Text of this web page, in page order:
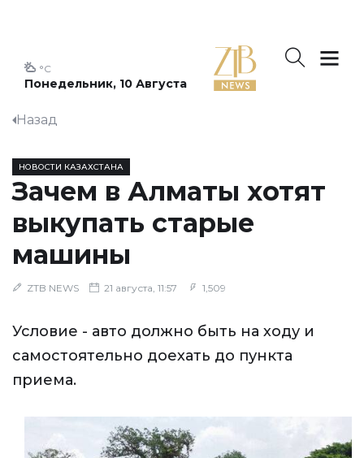
Понедельник, 10 Августа
°C
Назад
НОВОСТИ КАЗАХСТАНА
Зачем в Алматы хотят
выкупать старые
машины
ZTB NEWS 21 августа, 11:57 1,509
Условие - авто должно быть на ходу и
самостоятельно доехать до пункта
приема.